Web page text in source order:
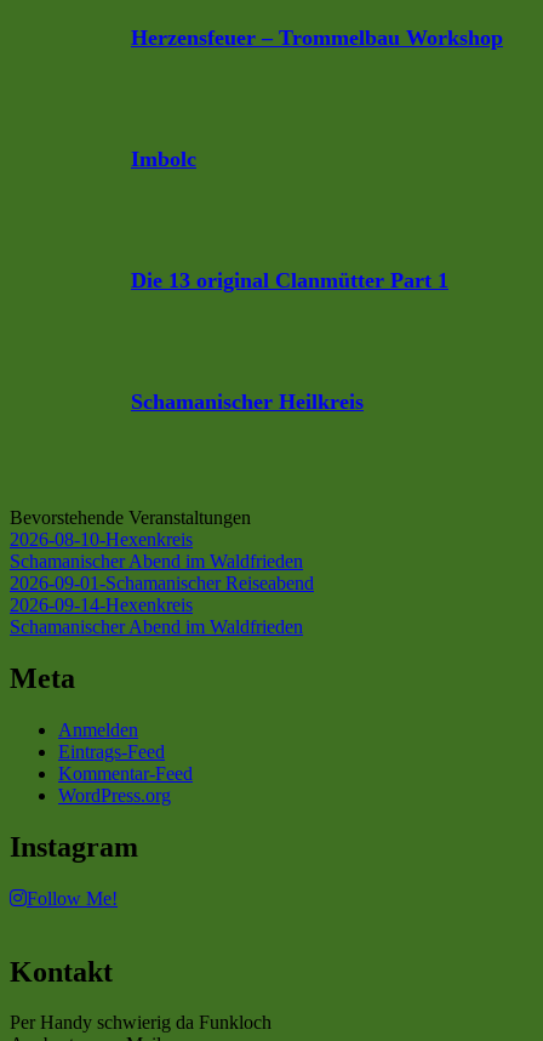
Herzensfeuer – Trommelbau Workshop
Imbolc
Die 13 original Clanmütter Part 1
Schamanischer Heilkreis
Bevorstehende Veranstaltungen
2026-08-10-Hexenkreis
Schamanischer Abend im Waldfrieden
2026-09-01-Schamanischer Reiseabend
2026-09-14-Hexenkreis
Schamanischer Abend im Waldfrieden
Meta
Anmelden
Eintrags-Feed
Kommentar-Feed
WordPress.org
Instagram
Follow Me!
Kontakt
Per Handy schwierig da Funkloch